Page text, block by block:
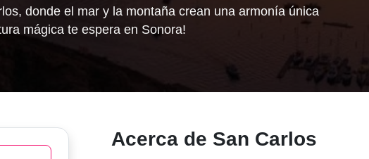
donde el mar y la montaña crean una armonía única
mágica te espera en Sonora!
Acerca de San Carlos